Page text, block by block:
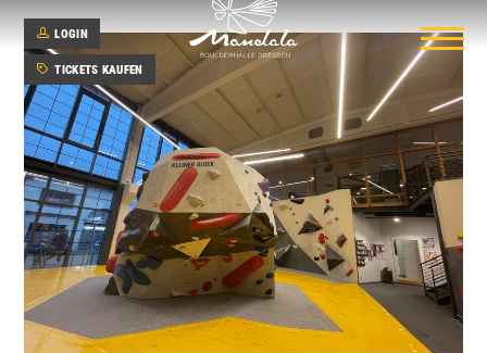
TICKETS KAUFEN
Hauptbereich
Kinderbereich
(coming soon)
LOGIN